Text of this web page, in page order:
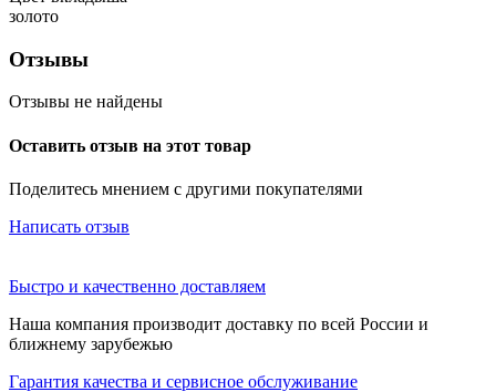
золото
Отзывы
Отзывы не найдены
Оставить отзыв на этот товар
Поделитесь мнением с другими покупателями
Написать отзыв
Быстро и качественно доставляем
Наша компания производит доставку по всей России и
ближнему зарубежью
Гарантия качества и сервисное обслуживание